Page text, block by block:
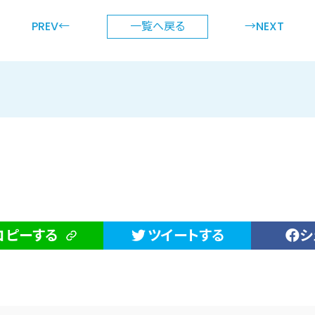
PREV← 一覧へ戻る →NEXT
ピーする ツイートする